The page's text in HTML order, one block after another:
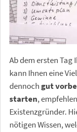
Ab dem ersten
kann Ihnen eine
dennochgut
starten,
Existenzgründer.
nötigen Wissen,